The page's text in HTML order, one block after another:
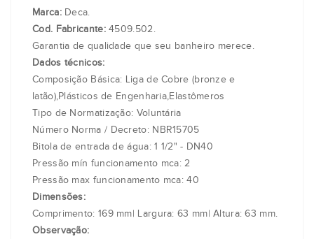
Marca: Deca.
Cod. Fabricante:4509.502.
Garantia de qualidade que seu banheiro merece.
Dados técnicos:
Composição Básica: Liga de Cobre (bronze e
latão),Plásticos de Engenharia,Elastômeros
Tipo de Normatização: Voluntária
Número Norma / Decreto: NBR15705
Bitola de entrada de água: 1 1/2" - DN40
Pressão mín funcionamento mca: 2
Pressão max funcionamento mca: 40
Dimensões:
Comprimento: 169 mm| Largura: 63 mm| Altura: 63 mm.
Observação: